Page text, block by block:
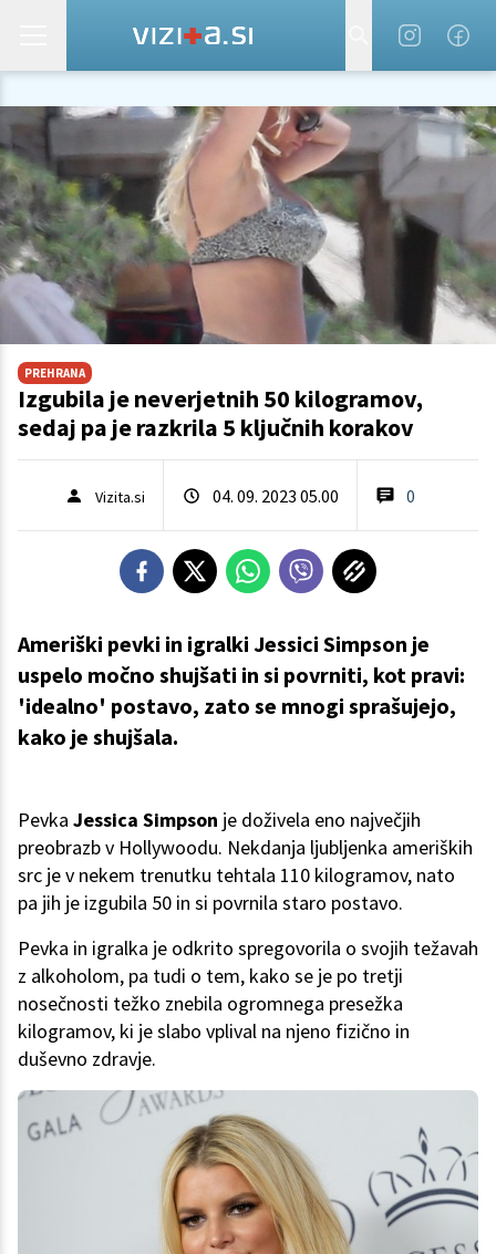
PREHRANA
Izgubila je neverjetnih 50 kilogramov,
sedaj pa je razkrila 5 ključnih korakov
Vizita.si 04. 09. 2023 05.00 0
Ameriški pevki in igralki Jessici Simpson je
uspelo močno shujšati in si povrniti, kot pravi:
'idealno' postavo, zato se mnogi sprašujejo,
kako je shujšala.
Pevka Jessica Simpson je doživela eno največjih
preobrazb v Hollywoodu. Nekdanja ljubljenka ameriških
src je v nekem trenutku tehtala 110 kilogramov, nato
pa jih je izgubila 50 in si povrnila staro postavo.
Pevka in igralka je odkrito spregovorila o svojih težavah
z alkoholom, pa tudi o tem, kako se je po tretji
nosečnosti težko znebila ogromnega presežka
kilogramov, ki je slabo vplival na njeno fizično in
duševno zdravje.